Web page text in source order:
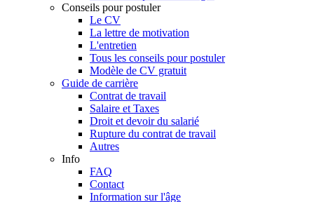
Conseils pour postuler
Le CV
La lettre de motivation
L'entretien
Tous les conseils pour postuler
Modèle de CV gratuit
Guide de carrière
Contrat de travail
Salaire et Taxes
Droit et devoir du salarié
Rupture du contrat de travail
Autres
Info
FAQ
Contact
Information sur l'âge